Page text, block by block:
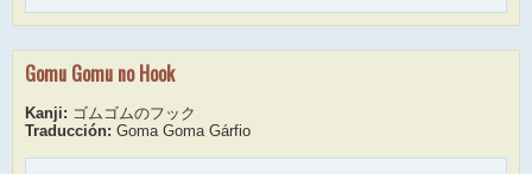
Gomu Gomu no Hook
Kanji: ゴムゴムのフック
Traducción: Goma Goma Gárfio